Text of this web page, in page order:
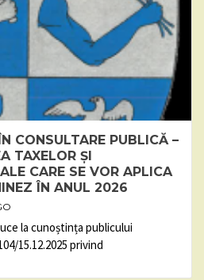
CONSULTARE PUBLICĂ –
TAXELOR ȘI
CARE SE VOR APLICA
ÎN ANUL 2026
la cunoștința publicului
15.12.2025 privind